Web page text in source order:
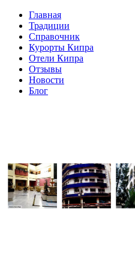
Главная
Традиции
Справочник
Курорты Кипра
Отели Кипра
Отзывы
Новости
Блог